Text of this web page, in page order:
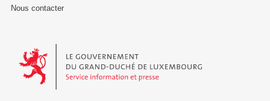
Nous contacter
Le Gouvernement du Grand-Duché de Luxembourg - Service